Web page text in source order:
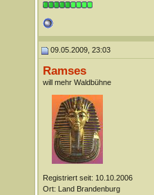
09.05.2009, 23:03
Ramses
will mehr Waldbühne
Registriert seit: 10.10.2006
Ort: Land Brandenburg